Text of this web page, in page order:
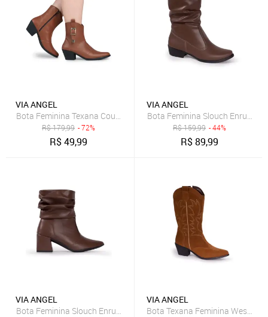
VIA ANGEL
Bota Feminina Texana Country Bico Fino Cano Baixo Boiadeira
R$179,99 - 72%
R$49,99
VIA ANGEL
R$159,99 - 44%
R$89,99
VIA ANGEL
Bota Feminina Slouch Enrugada Salto Quadrado Bico Fino Cano
VIA ANGEL